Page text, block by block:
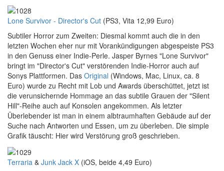
Lone Survivor - Director's Cut (PS3, Vita 12,99 Euro)
Subtiler Horror zum Zweiten: Diesmal kommt auch die in den
letzten Wochen eher nur mit Vorankündigungen abgespeiste PS3
in den Genuss einer Indie-Perle. Jasper Byrnes "Lone Survivor"
bringt im "Director's Cut" verstörenden Indie-Horror auch auf
Sonys Plattformen. Das Original (Windows, Mac, Linux, ca. 8
Euro) wurde zu Recht mit Lob und Awards überschüttet, jetzt ist
die verunsichernde Hommage an das subtile Grauen der "Silent
Hill"-Reihe auch auf Konsolen angekommen. Als letzter
Überlebender ist man in einem albtraumhaften Gebäude auf der
Suche nach Antworten und Essen, um zu überleben. Die simple
Grafik täuscht: Hier wird Verstörung groß geschrieben.
Terraria & Junk Jack X (iOS, beide 4,49 Euro)